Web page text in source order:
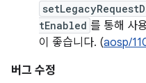
tEnabled 를 통해 사
이 좋습니다. (aosp/
버그 수정